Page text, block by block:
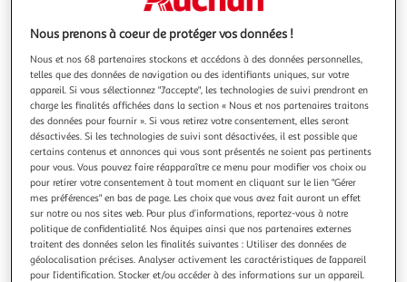
LES P'TITS APEROS
Dés de gouda vieux
Gouda affiné sur planches en bois. Pas compromis : les
Pays-Bas sont son pays d'origine.
En savoir +
Nous prenons à coeur de protéger vos données !
Nous et nos 68 partenaires stockons et accédons à des données personnelles,
telles que des données de navigation ou des identifiants uniques, sur votre
appareil. Si vous sélectionnez "J'accepte", les technologies de suivi prendront en
charge les finalités affichées dans la section « Nous et nos partenaires traitons
des données pour fournir ». Si vous retirez votre consentement, elles seront
désactivées. Si les technologies de suivi sont désactivées, il est possible que
certains contenus et annonces qui vous sont présentés ne soient pas pertinents
pour vous. Vous pouvez faire réapparaître ce menu pour modifier vos choix ou
pour retirer votre consentement à tout moment en cliquant sur le lien "Gérer
mes préférences" en bas de page. Les choix que vous avez fait auront un effet
sur notre ou nos sites web. Pour plus d’informations, reportez-vous à notre
politique de confidentialité. Nos équipes ainsi que nos partenaires externes
traitent des données selon les finalités suivantes : Utiliser des données de
géolocalisation précises. Analyser activement les caractéristiques de l’appareil
pour l’identification. Stocker et/ou accéder à des informations sur un appareil.